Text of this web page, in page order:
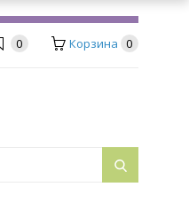
0 Корзина 0